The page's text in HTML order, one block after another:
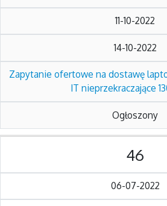
11-10-2022
14-10-2022
Zapytanie ofertowe na dostawę
IT nieprzekraczające
Ogłoszony
46
06-07-2022